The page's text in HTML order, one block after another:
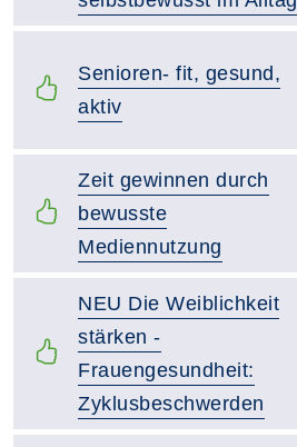
Senioren- fit, gesund,
aktiv
Zeit gewinnen durch
bewusste
Mediennutzung
NEU Die Weiblichkeit
stärken -
Frauengesundheit:
Zyklusbeschwerden